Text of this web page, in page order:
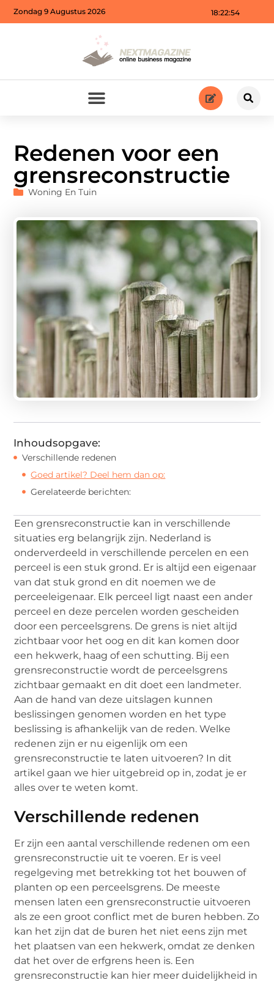
18:22:56
Zondag 9 Augustus 2026
Redenen voor een
grensreconstructie
Woning En Tuin
Inhoudsopgave:
Verschillende redenen
Goed artikel? Deel hem dan op:
Gerelateerde berichten:
Een grensreconstructie kan in verschillende
situaties erg belangrijk zijn. Nederland is
onderverdeeld in verschillende percelen en een
perceel is een stuk grond. Er is altijd een eigenaar
van dat stuk grond en dit noemen we de
perceeleigenaar. Elk perceel ligt naast een ander
perceel en deze percelen worden gescheiden
door een perceelsgrens. De grens is niet altijd
zichtbaar voor het oog en dit kan komen door
een hekwerk, haag of een schutting. Bij een
grensreconstructie wordt de perceelsgrens
zichtbaar gemaakt en dit doet een landmeter.
Aan de hand van deze uitslagen kunnen
beslissingen genomen worden en het type
beslissing is afhankelijk van de reden. Welke
redenen zijn er nu eigenlijk om een
grensreconstructie te laten uitvoeren? In dit
artikel gaan we hier uitgebreid op in, zodat je er
alles over te weten komt.
Verschillende redenen
Er zijn een aantal verschillende redenen om een
grensreconstructie uit te voeren. Er is veel
regelgeving met betrekking tot het bouwen of
planten op een perceelsgrens. De meeste
mensen laten een grensreconstructie uitvoeren
als ze een groot conflict met de buren hebben. Zo
kan het zijn dat de buren het niet eens zijn met
het plaatsen van een hekwerk, omdat ze denken
dat het over de erfgrens heen is. Een
grensreconstructie kan hier meer duidelijkheid in